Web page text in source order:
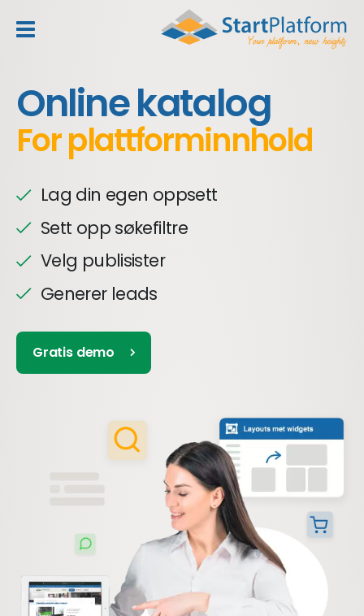
Online katalog
For plattforminnhold
Lag din egen oppsett
Sett opp søkefiltre
Velg publisister
Generer leads
Gratis demo
header_toggle_navigation